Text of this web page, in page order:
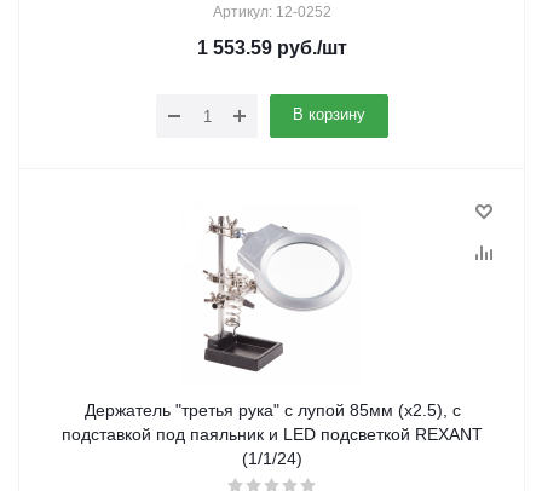
Артикул: 12-0252
1 553.59 руб./шт
В корзину
Держатель "третья рука" с лупой 85мм (х2.5), с
подставкой под паяльник и LED подсветкой REXANT
(1/1/24)